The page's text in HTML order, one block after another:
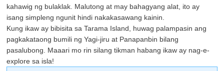
kahawig ng bulaklak. Malutong at may bahagyang alat, ito ay
isang simpleng ngunit hindi nakakasawang kainin.
Kung ikaw ay bibisita sa Tarama Island, huwag palampasin ang
pagkakataong bumili ng Yagi-jiru at Panapanbin bilang
pasalubong. Maaari mo rin silang tikman habang ikaw ay nag-e-
explore sa isla!